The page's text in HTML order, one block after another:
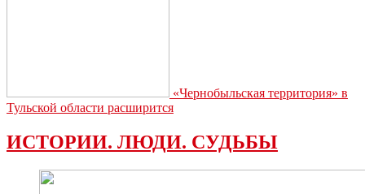
«Чернобыльская территория» в
Тульской области расширится
ИСТОРИИ. ЛЮДИ. СУДЬБЫ